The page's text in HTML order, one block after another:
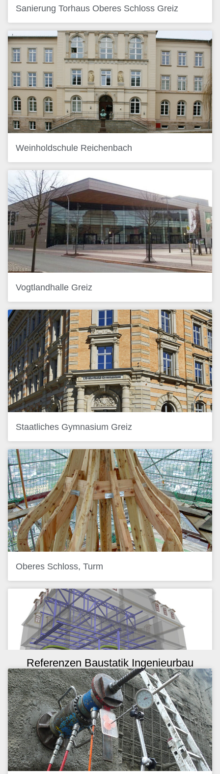
Sanierung Torhaus Oberes Schloss Greiz
Weinholdschule Reichenbach
Vogtlandhalle Greiz
Staatliches Gymnasium Greiz
Oberes Schloss, Turm
Oberes Schloss Greiz, Haus 2, Baustatik
Referenzen Baustatik Ingenieurbau